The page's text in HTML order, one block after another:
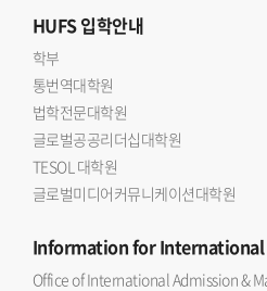
HUFS입학안내
학부
통번역대학원
법학전문대학원
글로벌공공리더십대학원
TESOL 대학원
글로벌미디어커뮤니케이션대학원
Informationfor
Office of International Admission &